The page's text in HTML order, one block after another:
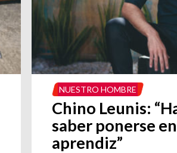
NUESTRO HOMBRE
Chino Leunis:
saber ponerse
aprendiz”